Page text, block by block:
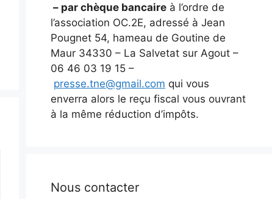
– par chèque bancaireà l’ordre de
l’association OC.2E, adressé à Jean
Pougnet 54, hameau de Goutine de
Maur 34330 – La Salvetat sur Agout –
06 46 03 19 15 –
presse.tne@gmail.com qui vous
enverra alors le reçu fiscal vous ouvrant
à la même réduction d’impôts.
Nous contacter